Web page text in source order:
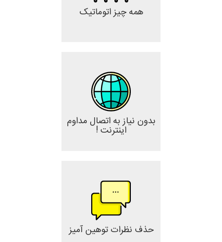
همه چیز اتوماتیک
بدون نیاز به اتصال مداوم
اینترنت !
حذف نظرات توهین آمیز